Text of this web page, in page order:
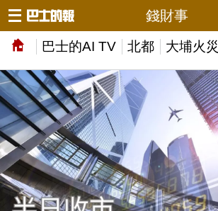
巴士的AI TV 北都 大埔火災
錢財事